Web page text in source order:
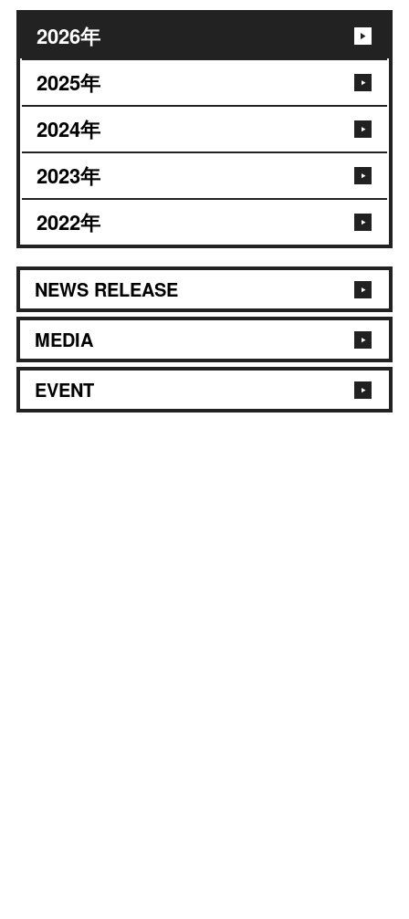
2026年
2025年
2024年
2023年
2022年
NEWS RELEASE
MEDIA
EVENT